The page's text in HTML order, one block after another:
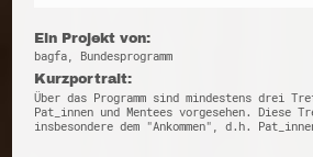
Ein Projekt von:
bagfa, Bundesprogramm
Kurzportrait:
Über das Programm sind mindestens drei
Pat_innen und Mentees vorgesehen. Diese
insbesondere dem "Ankommen", d.h.